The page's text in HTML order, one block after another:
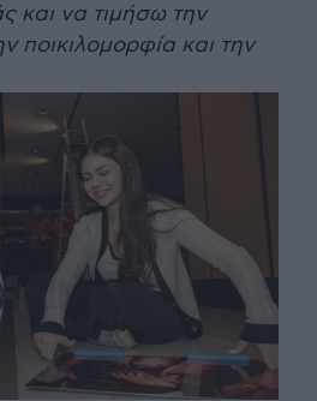
και να τιμήσω την
ποικιλομορφία και την